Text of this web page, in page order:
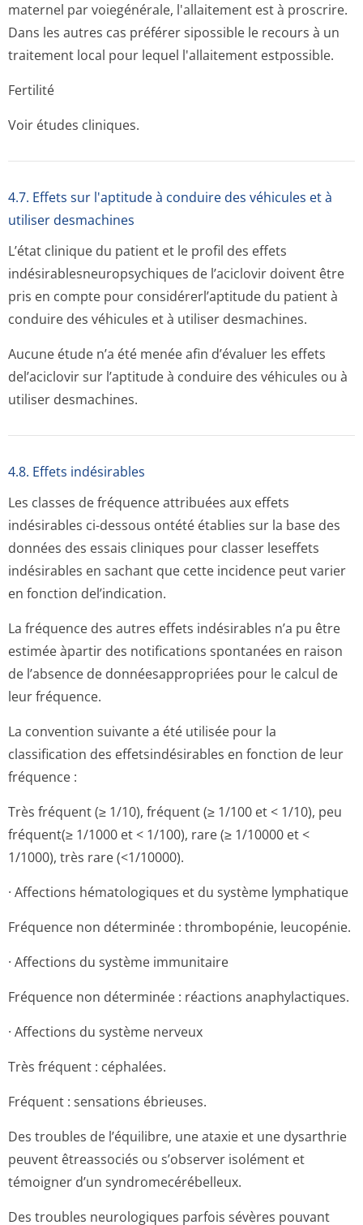
maternel par voiegénérale, l'allaitement est à proscrire.
Dans les autres cas préférer sipossible le recours à un
traitement local pour lequel l'allaitement estpossible.
Fertilité
Voir études cliniques.
4.7. Effets sur l'aptitude à conduire des véhicules et à
utiliser desmachines
L’état clinique du patient et le profil des effets
indésirablesne­uropsychiques de l’aciclovir doivent être
pris en compte pour considérerl’ap­titude du patient à
conduire des véhicules et à utiliser desmachines.
Aucune étude n’a été menée afin d’évaluer les effets
del’aciclovir sur l’aptitude à conduire des véhicules ou à
utiliser desmachines.
4.8. Effets indésirables
Les classes de fréquence attribuées aux effets
indésirables ci-dessous ontété établies sur la base des
données des essais cliniques pour classer leseffets
indésirables en sachant que cette incidence peut varier
en fonction del’indication.
La fréquence des autres effets indésirables n’a pu être
estimée àpartir des notifications spontanées en raison
de l’absence de donnéesappropriées pour le calcul de
leur fréquence.
La convention suivante a été utilisée pour la
classification des effetsindésirables en fonction de leur
fréquence :
Très fréquent (≥ 1/10), fréquent (≥ 1/100 et < 1/10), peu
fréquent(≥ 1/1000 et < 1/100), rare (≥ 1/10000 et <
1/1000), très rare (<1/10000).
· Affections hématologiques et du système lymphatique
Fréquence non déterminée : thrombopénie, leucopénie.
· Affections du système immunitaire
Fréquence non déterminée : réactions anaphylactiques.
· Affections du système nerveux
Très fréquent : céphalées.
Fréquent : sensations ébrieuses.
Des troubles de l’équilibre, une ataxie et une dysarthrie
peuvent êtreassociés ou s’observer isolément et
témoigner d’un syndromecérébe­lleux.
Des troubles neurologiques parfois sévères pouvant